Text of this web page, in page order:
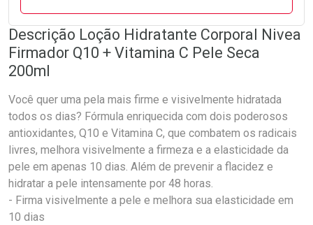
Descrição Loção Hidratante Corporal Nivea
Firmador Q10 + Vitamina C Pele Seca
200ml
Você quer uma pela mais firme e visivelmente hidratada
todos os dias? Fórmula enriquecida com dois poderosos
antioxidantes, Q10 e Vitamina C, que combatem os radicais
livres, melhora visivelmente a firmeza e a elasticidade da
pele em apenas 10 dias. Além de prevenir a flacidez e
hidratar a pele intensamente por 48 horas.
- Firma visivelmente a pele e melhora sua elasticidade em
10 dias